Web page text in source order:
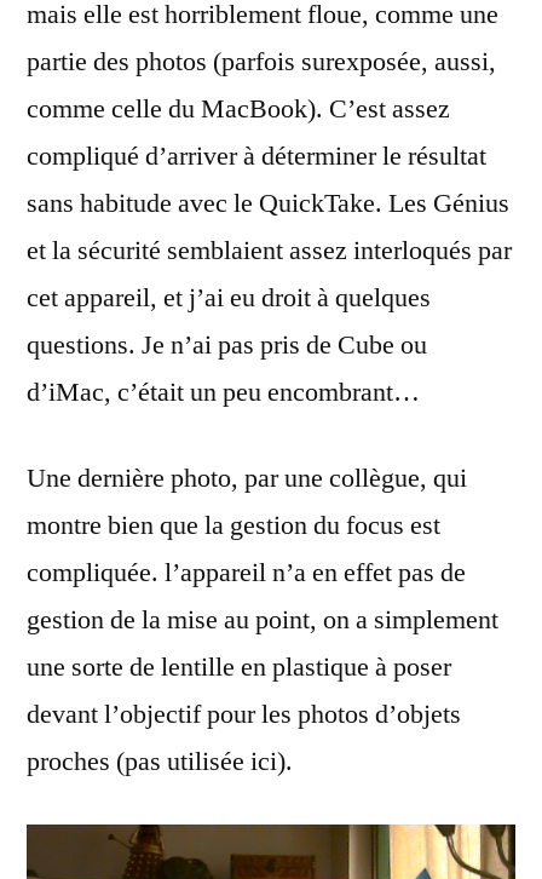
mais elle est horriblement floue, comme une
partie des photos (parfois surexposée, aussi,
comme celle du MacBook). C’est assez
compliqué d’arriver à déterminer le résultat
sans habitude avec le QuickTake. Les Génius
et la sécurité semblaient assez interloqués par
cet appareil, et j’ai eu droit à quelques
questions. Je n’ai pas pris de Cube ou
d’iMac, c’était un peu encombrant…
Une dernière photo, par une collègue, qui
montre bien que la gestion du focus est
compliquée. l’appareil n’a en effet pas de
gestion de la mise au point, on a simplement
une sorte de lentille en plastique à poser
devant l’objectif pour les photos d’objets
proches (pas utilisée ici).